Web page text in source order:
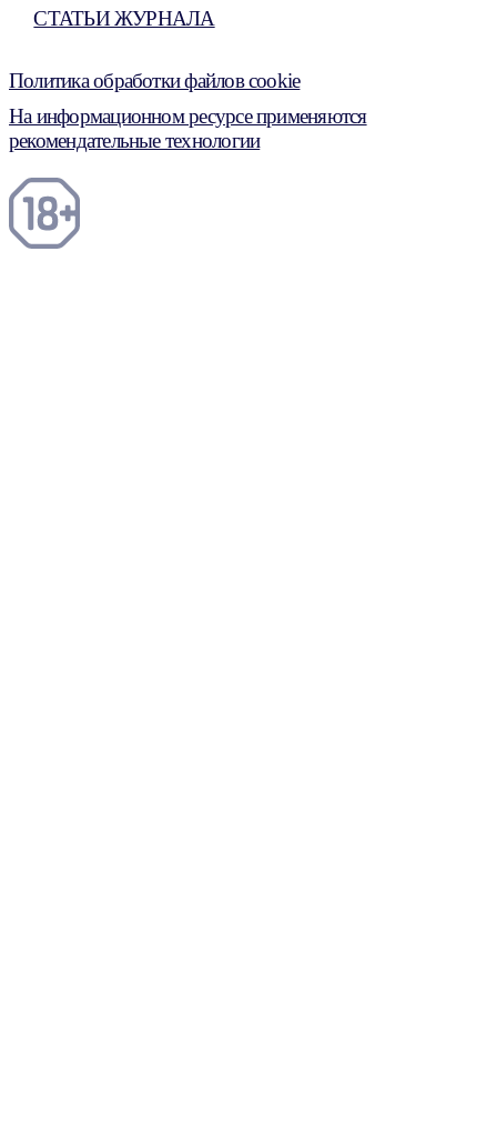
СТАТЬИ ЖУРНАЛА
Политика обработки файлов cookie
На информационном ресурсе применяются
рекомендательные технологии